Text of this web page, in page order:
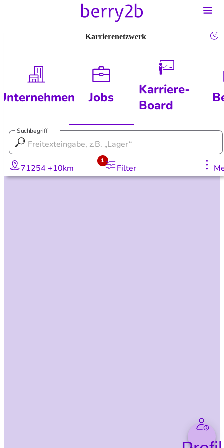
Karrierenetzwerk
Jobs
Karriere-
Board
Suchbegriff
71254 +10km Filter
1